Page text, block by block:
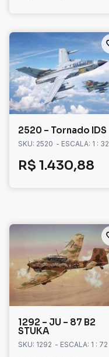
2520 – Tornado IDS
SKU: 2520 - ESCALA: 1 : 32
R$ 1.430,88
1292 – JU – 87 B2
STUKA
SKU: 1292 - ESCALA: 1 : 72